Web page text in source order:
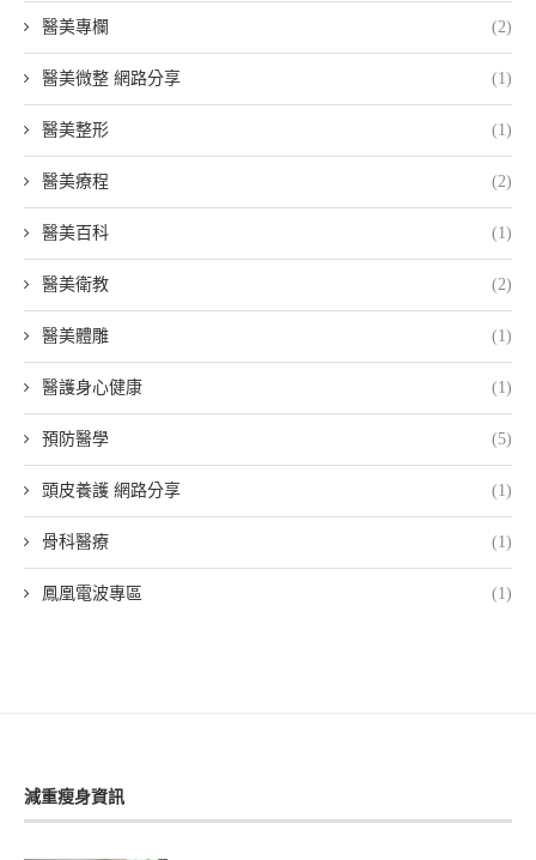
醫美專欄 (2)
醫美微整 網路分享 (1)
醫美整形 (1)
醫美療程 (2)
醫美百科 (1)
醫美衛教 (2)
醫美體雕 (1)
醫護身心健康 (1)
預防醫學 (5)
頭皮養護 網路分享 (1)
骨科醫療 (1)
鳳凰電波專區 (1)
減重瘦身資訊